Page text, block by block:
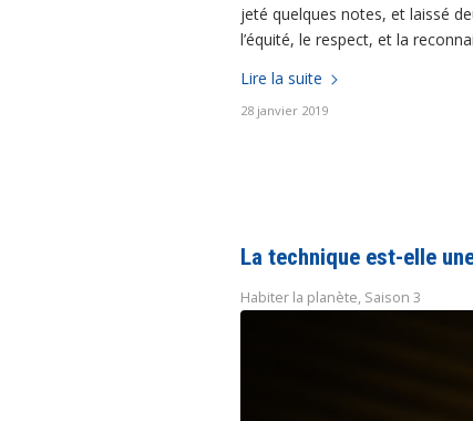
jeté quelques notes, et laissé
l’équité, le respect, et la
Lire la suite
28 janvier 2019
La technique est-elle
Habiter la planète, Saison 3